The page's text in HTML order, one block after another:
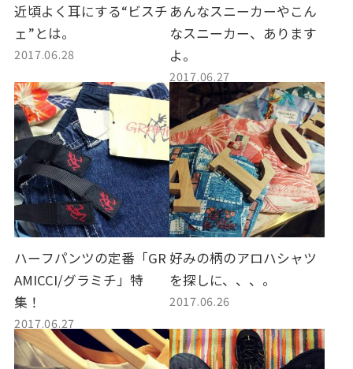
近頃よく耳にする“ビスチ
ェ”とは。
2017.06.28
あんなスニーカーやこん
なスニーカー、あります
よ。
2017.06.27
ハーフパンツの定番「GR
AMICCI/グラミチ」特
集！
2017.06.27
好みの柄のアロハシャツ
を探しに、、、。
2017.06.26